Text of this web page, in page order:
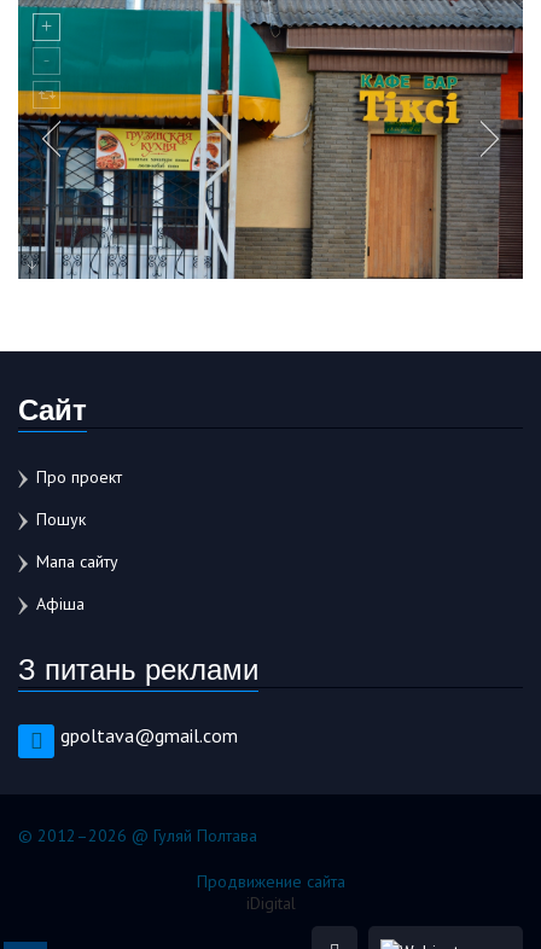
Сайт
Про проект
Пошук
Мапа сайту
Афіша
З питань реклами
gpoltava@gmail.com
© 2012–2026 @ Гуляй Полтава
Продвижение сайта
iDigital